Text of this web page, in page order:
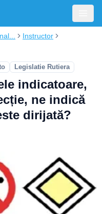
Instructor
Legislatie Rutiera
indicatoare,
ne indică
dirijată?